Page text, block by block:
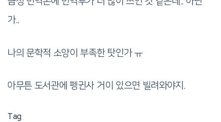
가..
나의 문학적 소양이 부족한 탓인가 ㅠ
아무튼 도서관에 펭귄사 거이 있으면 빌려와야지.
Tag